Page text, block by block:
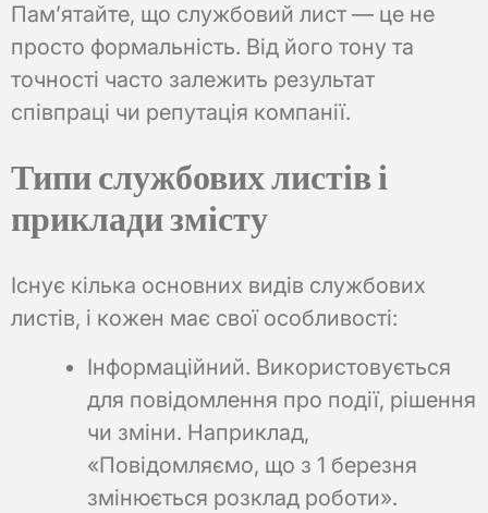
Пам’ятайте, що службовий лист — це не
просто формальність. Від його тону та
точності часто залежить результат
співпраці чи репутація компанії.
Типи службових листів і
приклади змісту
Існує кілька основних видів службових
листів, і кожен має свої особливості:
Інформаційний. Використовується
для повідомлення про події, рішення
чи зміни. Наприклад,
«Повідомляємо, що з 1 березня
змінюється розклад роботи».